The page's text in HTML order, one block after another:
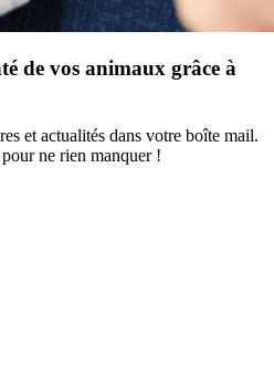
de vos animaux grâce à
et actualités dans votre boîte mail.
ne rien manquer !